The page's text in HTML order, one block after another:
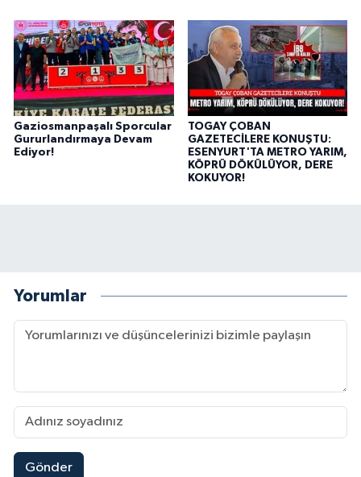
Gaziosmanpaşalı Sporcular
Gururlandırmaya Devam
Ediyor!
TOGAY ÇOBAN
GAZETECİLERE KONUŞTU:
ESENYURT'TA METRO YARIM,
KÖPRÜ DÖKÜLÜYOR, DERE
KOKUYOR!
Yorumlar
Gönder